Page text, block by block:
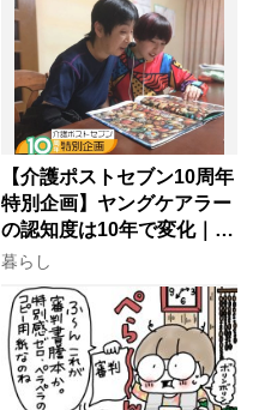
【介護ポストセブン10周年
特別企画】ヤングケアラー
の認知度は10年で変化｜流
行語大賞にノミネート、法
律にも明記されたが果たし
て現在は？
暮らし